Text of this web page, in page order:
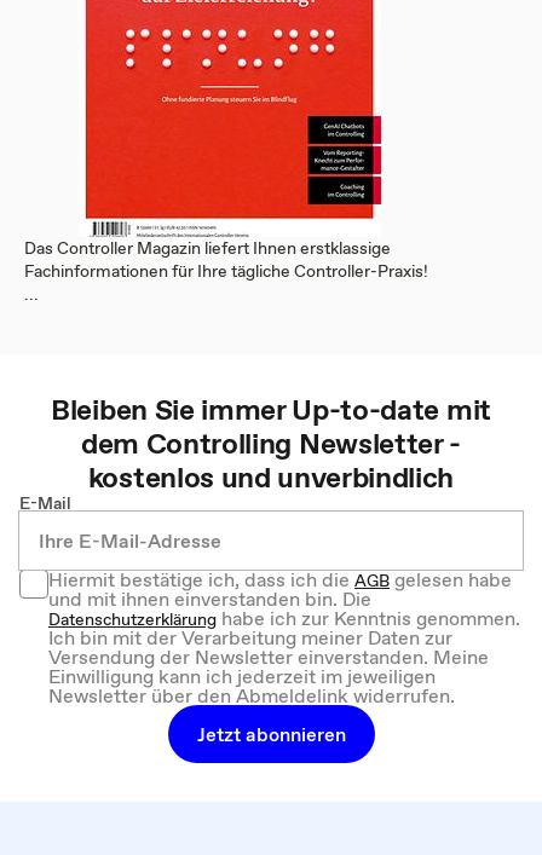
Das Controller Magazin liefert Ihnen erstklassige
Fachinformationen für Ihre tägliche Controller-Praxis!
...
Bleiben Sie immer Up-to-date mit
dem Controlling Newsletter -
kostenlos und unverbindlich
E-Mail
Hiermit bestätige ich, dass ich dieAGBgelesen habe
und mit ihnen einverstanden bin. Die
Datenschutzerklärung habe ich zur Kenntnis genommen.
Ich bin mit der Verarbeitung meiner Daten zur
Versendung der Newsletter einverstanden. Meine
Einwilligung kann ich jederzeit im jeweiligen
Newsletter über den Abmeldelink widerrufen.
Jetzt abonnieren